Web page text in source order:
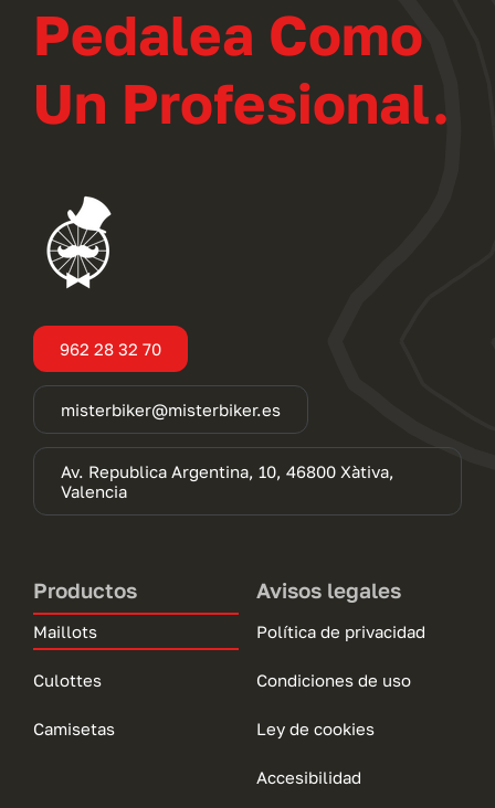
Pedalea Como
Un Profesional.
962 28 32 70
misterbiker@misterbiker.es
Av. Republica Argentina, 10, 46800 Xàtiva,
Valencia
Productos
Maillots
Culottes
Camisetas
Avisos legales
Política de privacidad
Condiciones de uso
Ley de cookies
Accesibilidad